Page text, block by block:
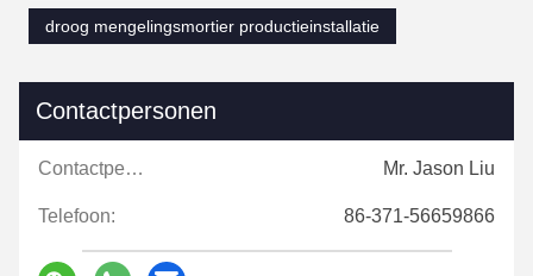
droog mengelingsmortier productieinstallatie
Contactpersonen
Contactpersonen: Mr. Jason Liu
Telefoon: 86-371-56659866